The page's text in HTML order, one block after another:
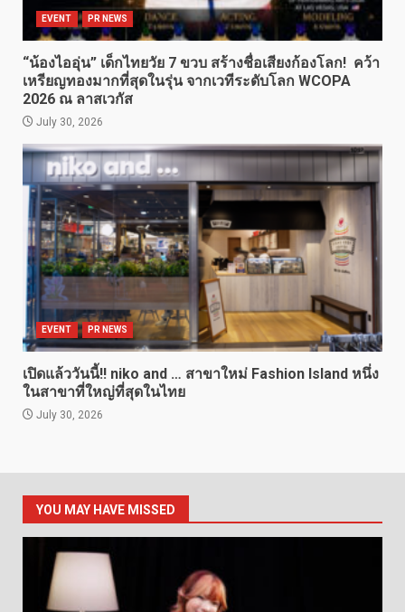
EVENT PR NEWS
“น้องไออุ่น” เด็กไทยวัย 7 ขวบ สร้างชื่อเสียงก้องโลก! คว้า
เหรียญทองมากที่สุดในรุ่น จากเวทีระดับโลก WCOPA
2026 ณ ลาสเวกัส
July 30, 2026
EVENT PR NEWS
เปิดแล้ววันนี้!! niko and … สาขาใหม่ Fashion Island หนึ่ง
ในสาขาที่ใหญ่ที่สุดในไทย
July 30, 2026
YOU MAY HAVE MISSED